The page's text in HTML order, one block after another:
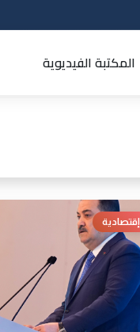
المكتبة الفيديوية
إقتصادية